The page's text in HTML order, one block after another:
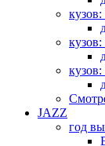
JAZZ
год